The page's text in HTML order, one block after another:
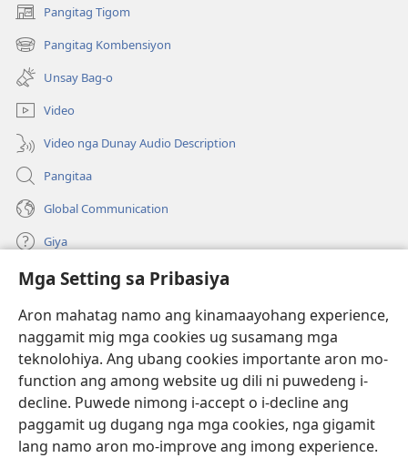
Mga Setting sa Pribasiya
Aron mahatag namo ang kinamaayohang experience,
naggamit mig mga cookies ug susamang mga
teknolohiya. Ang ubang cookies importante aron mo-
function ang among website ug dili ni puwedeng i-
decline. Puwede nimong i-accept o i-decline ang
paggamit ug dugang nga mga cookies, nga gigamit
lang namo aron mo-improve ang imong experience.
Pangitag Tigom
(mo-
open
ug
bag-
ong
window)
Pangitag Kombensiyon
(mo-
open
ug
bag-
ong
window)
Unsay Bag-o
Video
Video nga Dunay Audio Description
Pangitaa
Global Communication
Giya
Donasyon
(mo-
open
bag-
ong
window)
Watchtower ONLINE NGA LIBRARYA
(mo-
open
ug
bag-
window)
JW Hub
(mo-
open
ug
bag-
JW Library